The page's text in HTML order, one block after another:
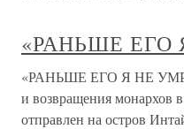
«РАНЬШЕ ЕГО
«РАНЬШЕ ЕГО Я НЕ
и возвращения монархов
отправлен на остров